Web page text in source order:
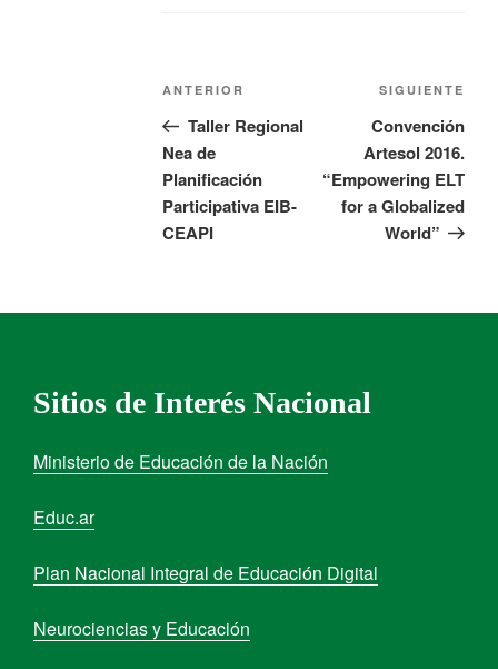
ANTERIOR
Taller Regional
Nea de
Planificación
Participativa EIB-
CEAPI
SIGUIENTE
Convención
Artesol 2016.
“Empowering ELT
for a Globalized
World”
Sitios de Interés Nacional
Ministerio de Educación de la Nación
Educ.ar
Plan Nacional Integral de Educación Digital
Neurociencias y Educación